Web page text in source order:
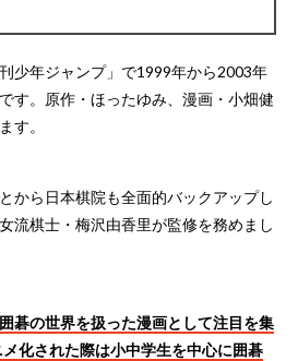
少年ジャンプ」で1999年から2003年
す。原作・ほったゆみ、漫画・小畑健
す。
から日本棋院も全面的バックアップし
流棋士・梅沢由香里が監修を務めまし
碁の世界を扱った漫画として注目を集
化された際は小中学生を中心に囲碁